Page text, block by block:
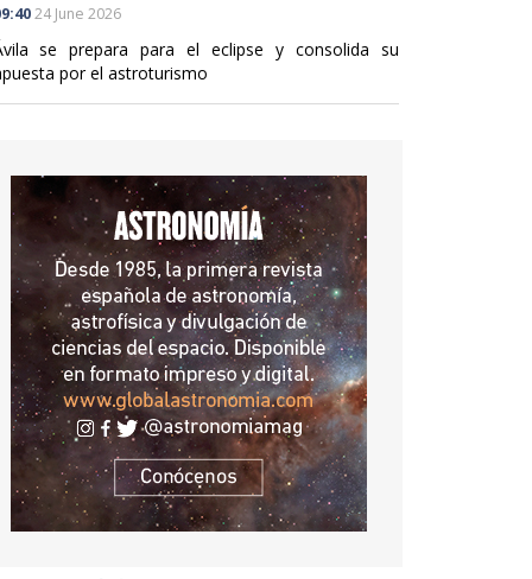
24 June 2026
se prepara para el eclipse y consolida su
por el astroturismo